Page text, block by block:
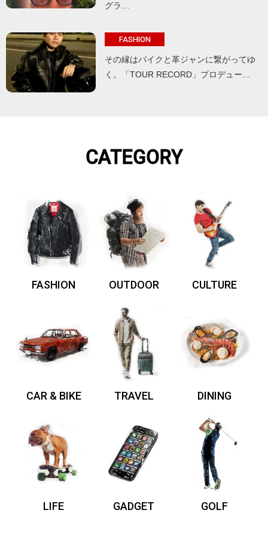
グラ…
FASHION
その縁はバイクと革ジャンに繋がってゆ
く。「TOUR RECORD」プロデュー…
CATEGORY
FASHION OUTDOOR CULTURE
CAR & BIKE TRAVEL DINING
LIFE GADGET GOLF